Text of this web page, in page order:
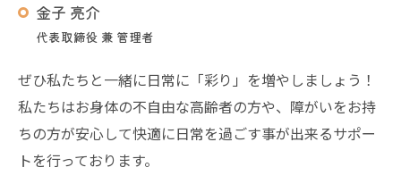
金子 亮介
代表取締役 兼 管理者
ぜひ私たちと一緒に日常に「彩り」を増やしましょう！
私たちはお身体の不自由な高齢者の方や、障がいをお持
ちの方が安心して快適に日常を過ごす事が出来るサポー
トを行っております。